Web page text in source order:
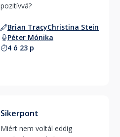
Brian TracyChristina Stein
Péter Mónika
4 ó 23 p
Sikerpont
Miért nem voltál eddig